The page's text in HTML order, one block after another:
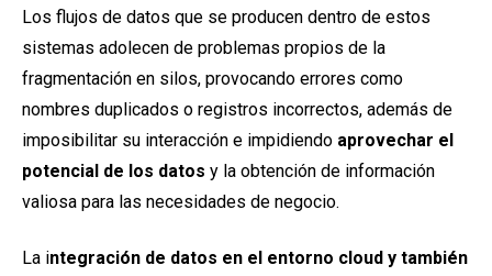
Los flujos de datos que se producen dentro de estos
sistemas adolecen de problemas propios de la
fragmentación en silos, provocando errores como
nombres duplicados o registros incorrectos, además de
imposibilitar su interacción e impidiendo aprovechar el
potencial de los datos y la obtención de información
valiosa para las necesidades de negocio.
La integración de datos en el entorno cloud y también